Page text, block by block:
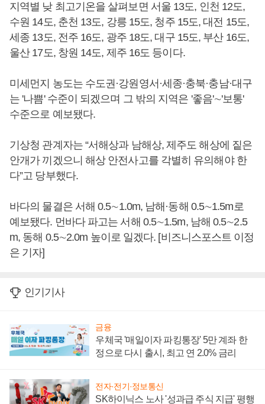
지역별 낮 최고기온을 살펴보면 서울 13도, 인천 12도,
수원 14도, 춘천 13도, 강릉 15도, 청주 15도, 대전 15도,
세종 13도, 전주 16도, 광주 18도, 대구 15도, 부산 16도,
울산 17도, 창원 14도, 제주 16도 등이다.
미세먼지 농도는 수도권·강원영서·세종·충북·충남·대구
는 '나쁨' 수준이 되겠으며 그 밖의 지역은 '좋음'∼'보통'
수준으로 예보됐다.
기상청 관계자는 “서해상과 남해상, 제주도 해상에 짙은
안개가 끼겠으니 해상 안전사고를 각별히 유의해야 한
다”고 당부했다.
바다의 물결은 서해 0.5∼1.0m, 남해·동해 0.5∼1.5m로
예보됐다. 먼바다 파고는 서해 0.5∼1.5m, 남해 0.5∼2.5
m, 동해 0.5∼2.0m 높이로 일겠다. [비즈니스포스트 이정
은 기자]
인기기사
금융
우체국 '매일이자 파킹통장' 5만 계좌 한
정으로 다시 출시, 최고 연 2.0% 금리
전자·전기·정보통신
SK하이닉스 노사 '성과급 주식 지급' 평행